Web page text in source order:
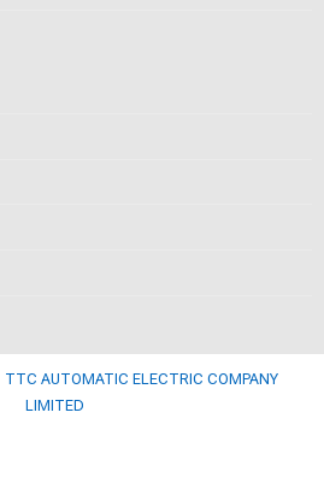
TTC AUTOMATIC ELECTRIC COMPANY
LIMITED